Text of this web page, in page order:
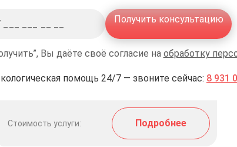
Получить консультацию
Вы даёте своё согласие на обработку
помощь 24/7 — звоните сейчас: 8 931
Стоимость услуги: Подробнее